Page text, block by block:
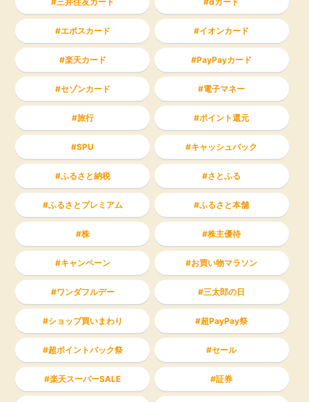
エポスカード イオンカード
楽天カード PayPayカード
セゾンカード 電子マネー
旅行 ポイント還元
SPU キャッシュバック
ふるさと納税 さとふる
ふるさとプレミアム ふるさと本舗
株 株主優待
キャンペーン お買い物マラソン
ワンダフルデー 三太郎の日
ショップ買いまわり 超PayPay祭
超ポイントバック祭 セール
楽天スーパーSALE 証券